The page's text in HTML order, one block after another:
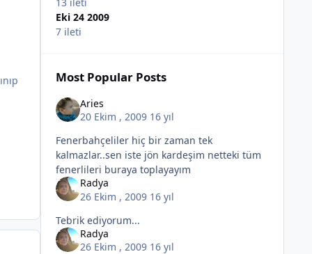
Eki 24 2009
7 ileti
Most Popular Posts
Aries
20 Ekim , 2009 16 yıl
Fenerbahçeliler hiç bir zaman tek
kalmazlar..sen iste jön kardeşim netteki tüm
fenerlileri buraya toplayayım
Radya
26 Ekim , 2009 16 yıl
Tebrik ediyorum...
Radya
26 Ekim , 2009 16 yıl